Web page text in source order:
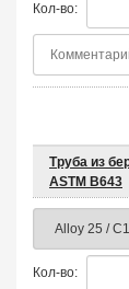
Кол-во:
Труба из
ASTM B643
Кол-во: